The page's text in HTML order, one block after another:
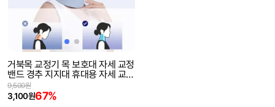
거북목 교정기 목 보호대 자세 교정
밴드 경추 지지대 휴대용 자세 교정
기
3,100원67%
9,500원